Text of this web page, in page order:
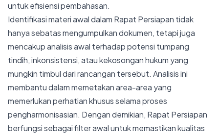
untuk efisiensi pembahasan.
Identifikasi materi awal dalam Rapat Persiapan tidak
hanya sebatas mengumpulkan dokumen, tetapi juga
mencakup analisis awal terhadap potensi tumpang
tindih, inkonsistensi, atau kekosongan hukum yang
mungkin timbul dari rancangan tersebut. Analisis ini
membantu dalam memetakan area-area yang
memerlukan perhatian khusus selama proses
pengharmonisasian. Dengan demikian, Rapat Persiapan
berfungsi sebagai filter awal untuk memastikan kualitas